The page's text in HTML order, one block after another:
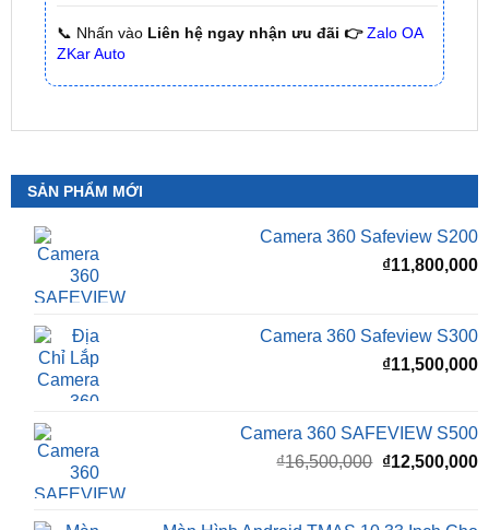
SẢN PHẨM MỚI
Camera 360 Safeview S200
₫11,800,000
Camera 360 Safeview S300
Camera 360 SAFEVIEW S500
gốc
₫16,500,000.
Màn Hình Android TMAS 10.33 Inch Cho
₫8,000,000